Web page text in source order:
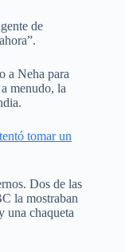
de
a Neha para
menudo, la
tomar un
Dos de las
la mostraban
una chaqueta